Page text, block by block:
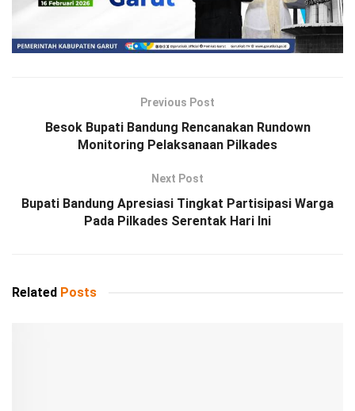
Previous Post
Besok Bupati Bandung Rencanakan Rundown
Monitoring Pelaksanaan Pilkades
Next Post
Bupati Bandung Apresiasi Tingkat Partisipasi Warga
Pada Pilkades Serentak Hari Ini
Related Posts